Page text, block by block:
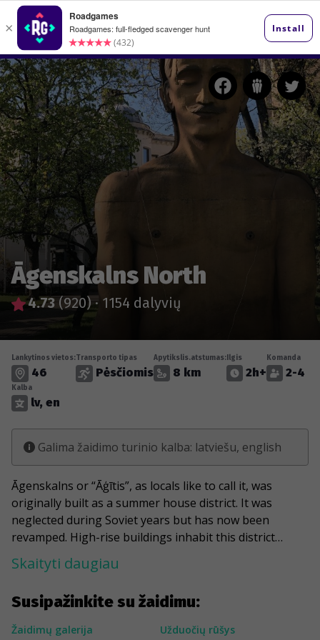
Āgenskalns North
4.73 (920)· 1154 dalyvių
Susipažinkite su žaidimu:
Žaidimų galerija
Užduočių rūšys
Lankytinos vietos:
46
Transporto tipas
Pėsčiomis
Apytikslis.atstumas:
8 km
Ilgis
2h+
Komanda
2-4
Kalba
lv, en
Galima žaidimo turinio kalba: latviešu, english
Āgenskalns or “Āģītis”, as locals like to call it, was
originally built as a summer house district. It was
neglected during Soviet years but has now been
revamped. High-rise buildings inhabit this district
alongside 200-year-old houses. The weird tiny street
mazes and green parks make Āgenskalns one of the
through Victory Park or go to Kobe garden for your
daily Japanese vibes. A noteworthy sight is the Alīse
Skaityti daugiau